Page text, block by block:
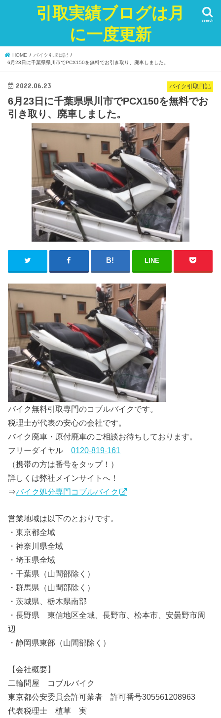
引取実績ブログは月
に一度更新
search
HOME
バイク引取日記
6月23日に千葉県県川市でPCX150を無料でお引き取り、廃車しました。
バイク引取日記
2022.06.23
6月23日に千葉県県川市でPCX150を無料でお
引き取り、廃車しました。
LINE
バイク無料引取専門のコブルバイクです。
税理士が代表の安心の会社です。
バイク廃車・原付廃車のご相談お待ちしております。
フリーダイヤル0120-819-161
（携帯の方は番号をタップ！）
詳しくは弊社メインサイトへ！
⇒バイク処分専門コブルバイク
営業地域は以下のとおりです。
・東京都全域
・神奈川県全域
・埼玉県全域
・千葉県（山間部除く）
・群馬県（山間部除く）
・茨城県、栃木県南部
・長野県 東信地区全域、長野市、松本市、安曇野市周
辺
・静岡県東部（山間部除く）
【会社概要】
二輪問屋 コブルバイク
東京都公安委員会許可業者 許可番号305561208963
代表税理士 植草 実